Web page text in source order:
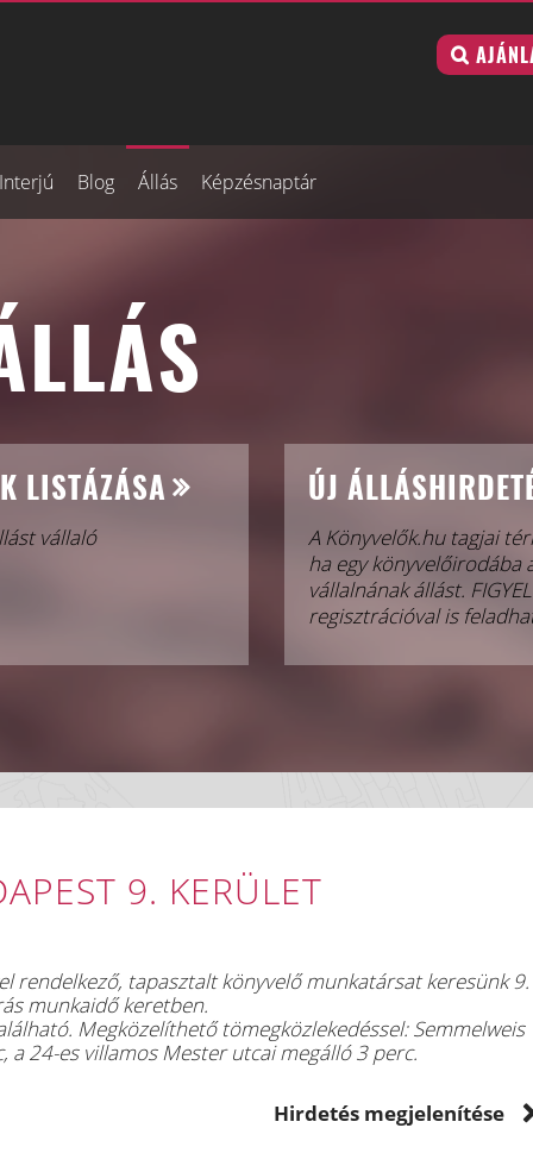
Interjú Blog Állás Képzésnaptár
LISTÁZÁSA
vállaló
ÚJ
A Könyvelők.hu tagjai
ha egy könyvelőirodába
vállalnának állást.
regisztrációval is
9. KERÜLET
rendelkező, tapasztalt könyvelő munkatársat keresünk 9.
munkaidő keretben.
Megközelíthető tömegközlekedéssel: Semmelweis
a 24-es villamos Mester utcai megálló 3 perc.
Hirdetés megjelenítése